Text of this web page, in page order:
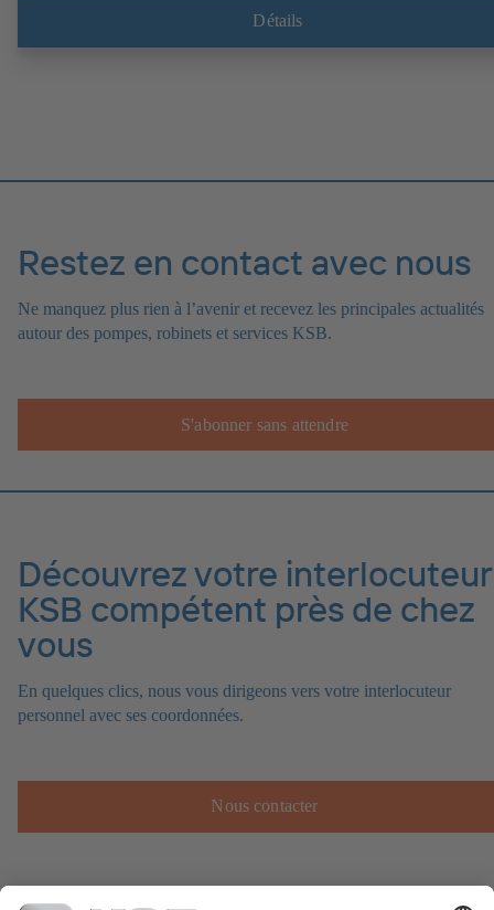
Détails
Restez en contact avec nous
Ne manquez plus rien à l’avenir et recevez les principales actualités
autour des pompes, robinets et services KSB.
S'abonner sans attendre
Découvrez votre interlocuteur
KSB compétent près de chez
vous
En quelques clics, nous vous dirigeons vers votre interlocuteur
personnel avec ses coordonnées.
Nous contacter